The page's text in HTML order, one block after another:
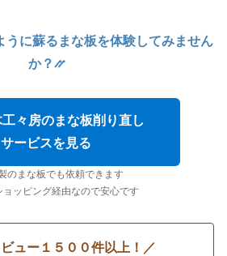
に蘇るまな板を体験してみません
か？⳼
々房のまな板削り直し
サービスを見る
のまな板でも依頼できます
ッピング経由なので安心です
ュー１５００件以上！／